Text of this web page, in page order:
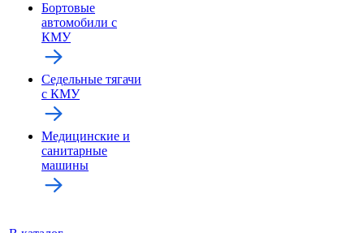
Бортовые
автомобили с
КМУ
Седельные тягачи
с КМУ
Медицинские и
санитарные
машины